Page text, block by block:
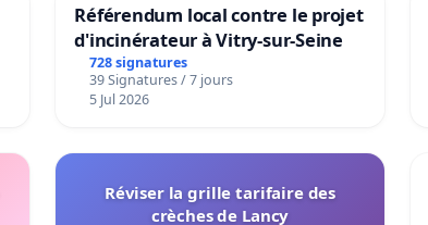
Référendum local contre le projet
d'incinérateur à Vitry-sur-Seine
728 signatures
39 Signatures / 7 jours
5 Jul 2026
Réviser la grille tarifaire des
crèches de Lancy